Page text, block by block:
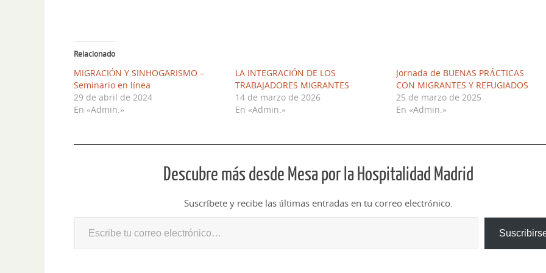
Relacionado
MIGRACIÓN Y SINHOGARISMO –
Seminario en línea
29 de abril de 2024
En «Admin.»
LA INTEGRACIÓN DE LOS
TRABAJADORES MIGRANTES
14 de marzo de 2026
En «Admin.»
Jornada de BUENAS PRÁCTICAS
CON MIGRANTES Y REFUGIADOS
25 de marzo de 2025
En «Admin.»
Descubre más desde Mesa por la Hospitalidad Madrid
Suscríbete y recibe las últimas entradas en tu correo electrónico.